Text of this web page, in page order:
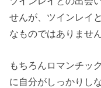
せんが、ツインレイ
なものではありません
もちろんロマンチッ
に自分がしっかりし